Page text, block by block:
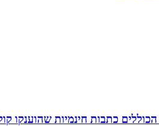
כתבות חינמיות שהוענקו